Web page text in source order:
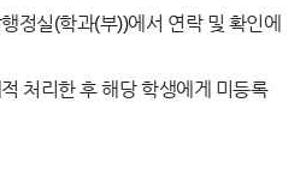
정실(학과(부))에서 연락 및 확인에
처리한 후 해당 학생에게 미등록